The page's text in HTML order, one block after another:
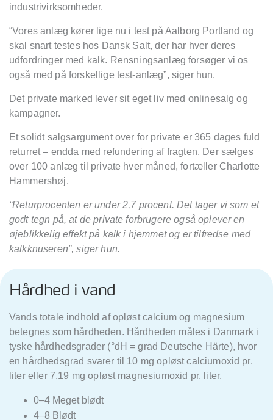
industrivirksomheder.
“Vores anlæg kører lige nu i test på Aalborg Portland og
skal snart testes hos Dansk Salt, der har hver deres
udfordringer med kalk. Rensningsanlæg forsøger vi os
også med på forskellige test-anlæg”, siger hun.
Det private marked lever sit eget liv med onlinesalg og
kampagner.
Et solidt salgsargument over for private er 365 dages fuld
returret – endda med refundering af fragten. Der sælges
over 100 anlæg til private hver måned, fortæller Charlotte
Hammershøj.
“Returprocenten er under 2,7 procent. Det tager vi som et
godt tegn på, at de private forbrugere også oplever en
øjeblikkelig effekt på kalk i hjemmet og er tilfredse med
kalkknuseren”, siger hun.
Hårdhed i vand
Vands totale indhold af opløst calcium og magnesium
betegnes som hårdheden. Hårdheden måles i Danmark i
tyske hårdhedsgrader (°dH = grad Deutsche Härte), hvor
en hårdhedsgrad svarer til 10 mg opløst calciumoxid pr.
liter eller 7,19 mg opløst magnesiumoxid pr. liter.
0–4 Meget blødt
4–8 Blødt